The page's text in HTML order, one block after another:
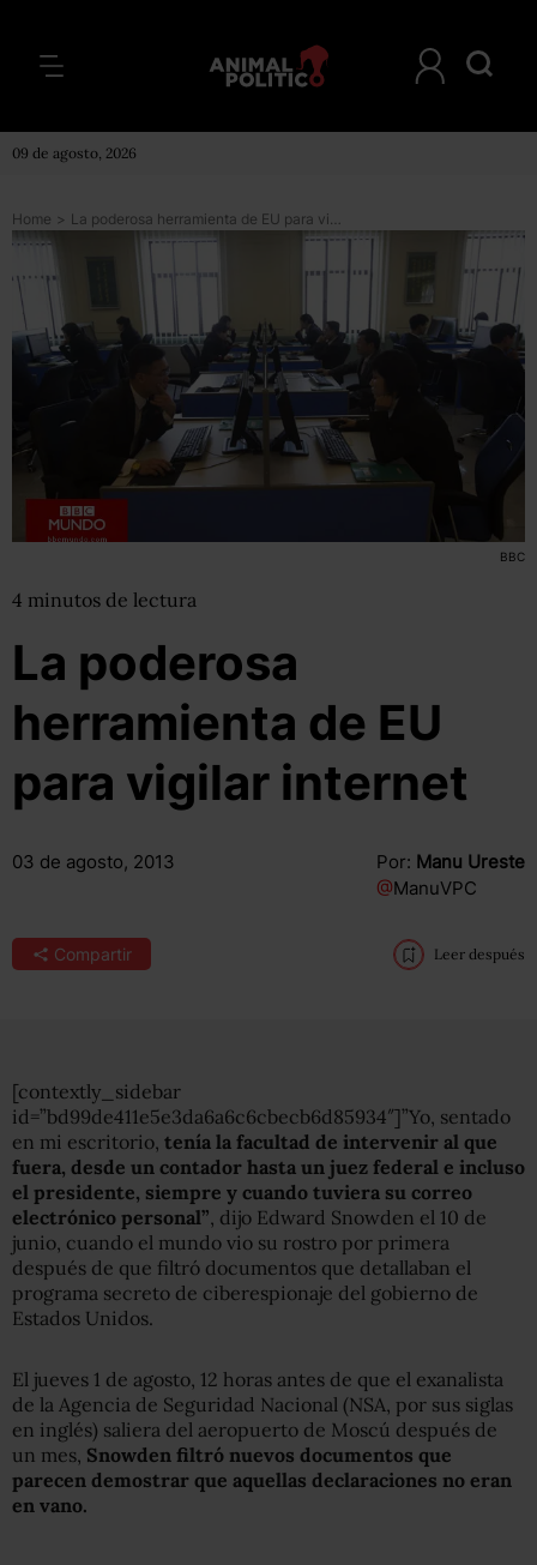
09 de agosto, 2026
Home > La poderosa herramienta de EU para vigilar internet
BBC
4 minutos de lectura
La poderosa
herramienta de EU
para vigilar internet
03 de agosto, 2013 Por: Manu Ureste
@ManuVPC
Compartir Leer después
[contextly_sidebar
id=”bd99de411e5e3da6a6c6cbecb6d85934″]”Yo, sentado
en mi escritorio, tenía la facultad de intervenir al que
fuera, desde un contador hasta un juez federal e incluso
el presidente, siempre y cuando tuviera su correo
electrónico personal”, dijo Edward Snowden el 10 de
junio, cuando el mundo vio su rostro por primera
después de que filtró documentos que detallaban el
programa secreto de ciberespionaje del gobierno de
Estados Unidos.
El jueves 1 de agosto, 12 horas antes de que el exanalista
de la Agencia de Seguridad Nacional (NSA, por sus siglas
en inglés) saliera del aeropuerto de Moscú después de
un mes, Snowden filtró nuevos documentos que
parecen demostrar que aquellas declaraciones no eran
en vano.